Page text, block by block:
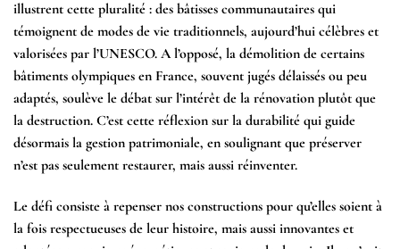
illustrent cette pluralité : des bâtisses communautaires qui
témoignent de modes de vie traditionnels, aujourd’hui célèbres et
valorisées par l’UNESCO. A l’opposé, la démolition de certains
bâtiments olympiques en France, souvent jugés délaissés ou peu
adaptés, soulève le débat sur l’intérêt de la rénovation plutôt que
la destruction. C’est cette réflexion sur la durabilité qui guide
désormais la gestion patrimoniale, en soulignant que préserver
n’est pas seulement restaurer, mais aussi réinventer.
Le défi consiste à repenser nos constructions pour qu’elles soient à
la fois respectueuses de leur histoire, mais aussi innovantes et